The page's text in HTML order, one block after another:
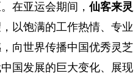
在亚运会期间， 仙客来灵
以饱满的工作热情、专业
向世界传播中国优秀灵芝
国发展的巨大变化、展现